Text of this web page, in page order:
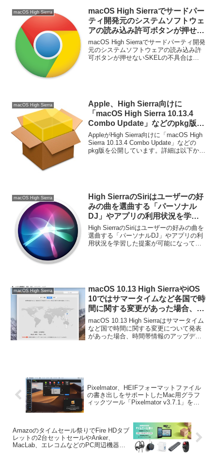
細は以下から。
macOS High Sierra
macOS High Sierraでサードパー
ティ開発元のシステムソフトウェ
アの読み込み許可ボタンが押せな
いSKELの不具合はGoogle
Chromeが原因？
macOS High Sierraでサードパーティ開発
元のシステムソフトウェアの読み込み許
可ボタンが押せないSKELの不具合は
macOS High Sierra
Apple、High Sierra向けに
「macOS High Sierra 10.13.4
Combo Update」などのpkg版を
公開。
AppleがHigh Sierra向けに「macOS High
Sierra 10.13.4 Combo Update」などの
pkg版を公開しています。詳細は以下か
macOS High Sierra
High SierraのSiriはユーザーの好
みの曲を選曲する「パーソナル
DJ」やアプリの利用状況を学習
した提案が可能に。
High SierraのSiriはユーザーの好みの曲を
選曲する「パーソナルDJ」やアプリの利
用状況を学習した提案が可能になってい
macOS High Sierra
macOS 10.13 High SierraやiOS
10ではサマータイムなど各国で時
間に関する変更があった場合、時
間帯情報のアップデートを自動で
受信することが可能。
macOS 10.13 High Sierraはサマータイム
など国で時間に関する変更について発表
があった場合、時間帯情報のアップデー
Pixelmator、HEIFフォーマットファイル
の書き出しをサポートしたMac用グラフ
ィックツール「Pixelmator v3.7.1」をリ
Amazoのタイムセール祭りでFire HDタブ
レットの2台セットセールやAnker、
MacLab、エレコムなどのPC周辺機器が